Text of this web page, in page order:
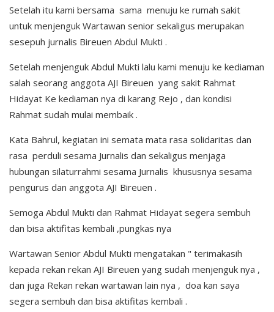
Setelah itu kami bersama sama menuju ke rumah sakit
untuk menjenguk Wartawan senior sekaligus merupakan
sesepuh jurnalis Bireuen Abdul Mukti .
Setelah menjenguk Abdul Mukti lalu kami menuju ke kediaman
salah seorang anggota AJI Bireuen yang sakit Rahmat
Hidayat Ke kediaman nya di karang Rejo , dan kondisi
Rahmat sudah mulai membaik .
Kata Bahrul, kegiatan ini semata mata rasa solidaritas dan
rasa perduli sesama Jurnalis dan sekaligus menjaga
hubungan silaturrahmi sesama Jurnalis khususnya sesama
pengurus dan anggota AJI Bireuen .
Semoga Abdul Mukti dan Rahmat Hidayat segera sembuh
dan bisa aktifitas kembali ,pungkas nya
Wartawan Senior Abdul Mukti mengatakan " terimakasih
kepada rekan rekan AJI Bireuen yang sudah menjenguk nya ,
dan juga Rekan rekan wartawan lain nya , doa kan saya
segera sembuh dan bisa aktifitas kembali .